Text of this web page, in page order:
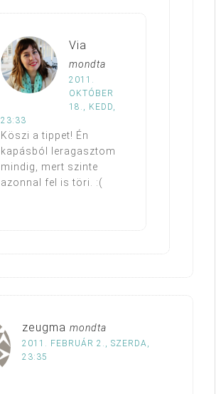
Via
mondta
2011.
OKTÓBER
18., KEDD,
23:33
Köszi a tippet! Én
kapásból leragasztom
mindig, mert szinte
azonnal fel is töri. :(
zeugma mondta
2011. FEBRUÁR 2., SZERDA,
23:35